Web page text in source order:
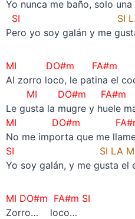
Yo nunca me baño, solo
SI SI
Pero yo soy galán y me
MI DO#m FA#m
Al zorro loco, le patina el
MI DO#m FA#m
Le gusta la mugre y huele
MI DO#m
No me importa que me
SI SI LA
Yo soy galán, y me gusta el
MI DO#m FA#m SI
Zorro… loco…